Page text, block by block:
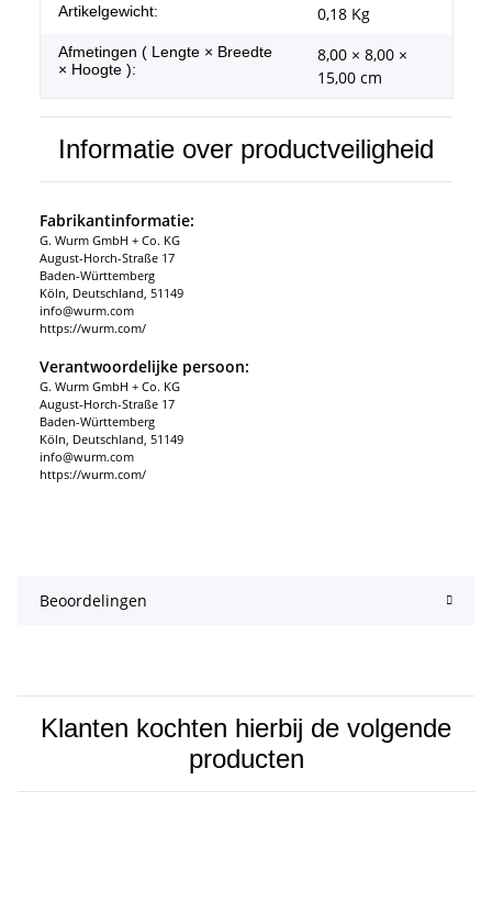
#productDetails.itemInformation#
#productDetails.itemValue#
Artikelgewicht: 0,18 Kg
Afmetingen ( Lengte × Breedte
× Hoogte ):
8,00 × 8,00 ×
15,00 cm
Informatie over productveiligheid
Fabrikantinformatie:
G. Wurm GmbH + Co. KG
August-Horch-Straße 17
Baden-Württemberg
Köln, Deutschland, 51149
info@wurm.com
https://wurm.com/
Verantwoordelijke persoon:
G. Wurm GmbH + Co. KG
August-Horch-Straße 17
Baden-Württemberg
Köln, Deutschland, 51149
info@wurm.com
https://wurm.com/
Beoordelingen
Klanten kochten hierbij de volgende
producten